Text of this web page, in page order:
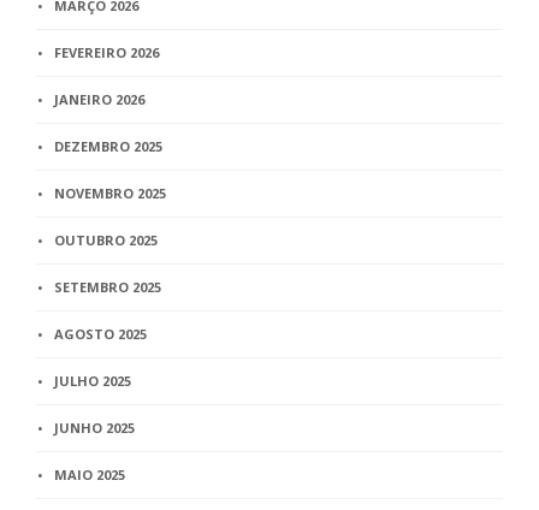
MARÇO 2026
FEVEREIRO 2026
JANEIRO 2026
DEZEMBRO 2025
NOVEMBRO 2025
OUTUBRO 2025
SETEMBRO 2025
AGOSTO 2025
JULHO 2025
JUNHO 2025
MAIO 2025